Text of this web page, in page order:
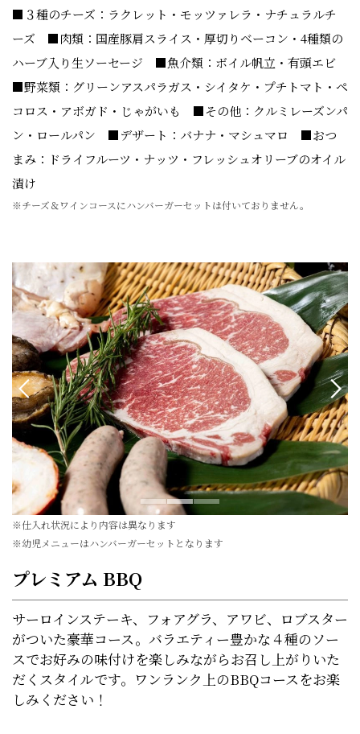
■３種のチーズ：ラクレット・モッツァレラ・ナチュラルチ
ーズ ■肉類：国産豚肩スライス・厚切りベーコン・4種類の
ハーブ入り生ソーセージ ■魚介類：ボイル帆立・有頭エビ
■野菜類：グリーンアスパラガス・シイタケ・プチトマト・ペ
コロス・アボガド・じゃがいも ■その他：クルミレーズンパ
ン・ロールパン ■デザート：バナナ・マシュマロ ■おつ
まみ：ドライフルーツ・ナッツ・フレッシュオリーブのオイル
漬け
※チーズ＆ワインコースにハンバーガーセットは付いておりません。
※仕入れ状況により内容は異なります
※幼児メニューはハンバーガーセットとなります
プレミアム BBQ
サーロインステーキ、フォアグラ、アワビ、ロブスター
がついた豪華コース。バラエティー豊かな４種のソー
スでお好みの味付けを楽しみながらお召し上がりいた
だくスタイルです。ワンランク上のBBQコースをお楽
しみください！